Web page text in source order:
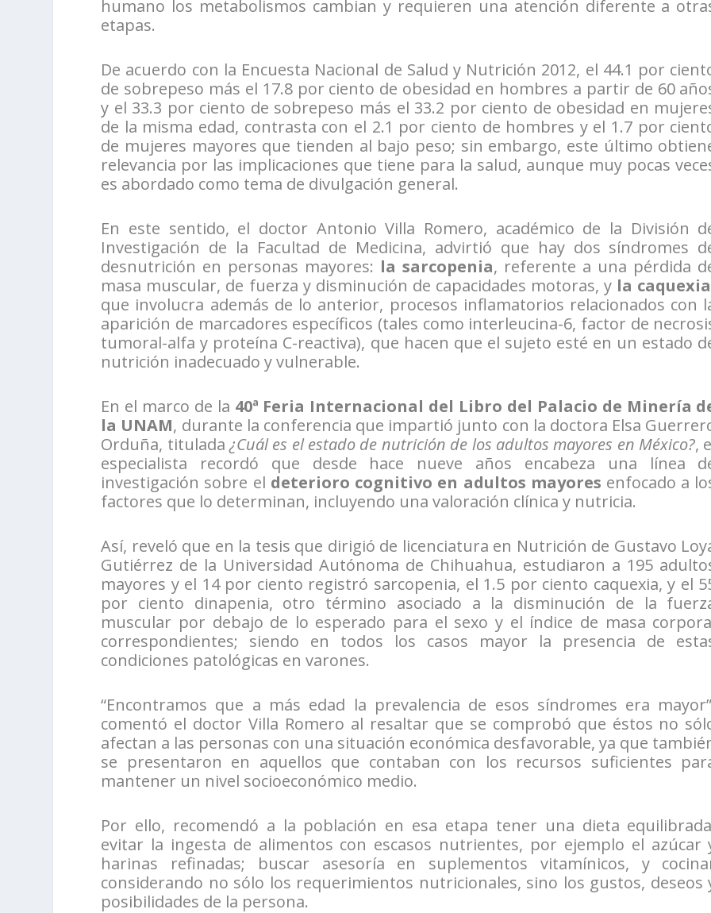
humano los metabolismos cambian y requieren una atención diferente a
etapas.
De acuerdo con la Encuesta Nacional de Salud y Nutrición 2012, el 44.1 por
de sobrepeso más el 17.8 por ciento de obesidad en hombres a partir de 60
y el 33.3 por ciento de sobrepeso más el 33.2 por ciento de obesidad en
de la misma edad, contrasta con el 2.1 por ciento de hombres y el 1.7 por
de mujeres mayores que tienden al bajo peso; sin embargo, este último
relevancia por las implicaciones que tiene para la salud, aunque muy pocas
es abordado como tema de divulgación general.
En este sentido, el doctor Antonio Villa Romero, académico de la División
Investigación de la Facultad de Medicina, advirtió que hay dos síndromes
desnutrición en personas mayores: la sarcopenia, referente a una pérdida
masa muscular, de fuerza y disminución de capacidades motoras, y la
que involucra además de lo anterior, procesos inflamatorios relacionados con
aparición de marcadores específicos (tales como interleucina-6, factor de
tumoral-alfa y proteína C-reactiva), que hacen que el sujeto esté en un estado
nutrición inadecuado y vulnerable.
En el marco de la 40ª Feria Internacional del Libro del Palacio de Minería
la UNAM, durante la conferencia que impartió junto con la doctora Elsa
Orduña, titulada ¿Cuál es el estado de nutrición de los adultos mayores en México?,
especialista recordó que desde hace nueve años encabeza una línea
investigación sobre el deterioro cognitivo en adultos mayores enfocado a
factores que lo determinan, incluyendo una valoración clínica y nutricia.
Así, reveló que en la tesis que dirigió de licenciatura en Nutrición de Gustavo
Gutiérrez de la Universidad Autónoma de Chihuahua, estudiaron a 195
mayores y el 14 por ciento registró sarcopenia, el 1.5 por ciento caquexia, y el
por ciento dinapenia, otro término asociado a la disminución de la
muscular por debajo de lo esperado para el sexo y el índice de masa
correspondientes; siendo en todos los casos mayor la presencia de
condiciones patológicas en varones.
“Encontramos que a más edad la prevalencia de esos síndromes era
comentó el doctor Villa Romero al resaltar que se comprobó que éstos no
afectan a las personas con una situación económica desfavorable, ya que
se presentaron en aquellos que contaban con los recursos suficientes
mantener un nivel socioeconómico medio.
Por ello, recomendó a la población en esa etapa tener una dieta
evitar la ingesta de alimentos con escasos nutrientes, por ejemplo el azúcar
harinas refinadas; buscar asesoría en suplementos vitamínicos, y
considerando no sólo los requerimientos nutricionales, sino los gustos, deseos
posibilidades de la persona.